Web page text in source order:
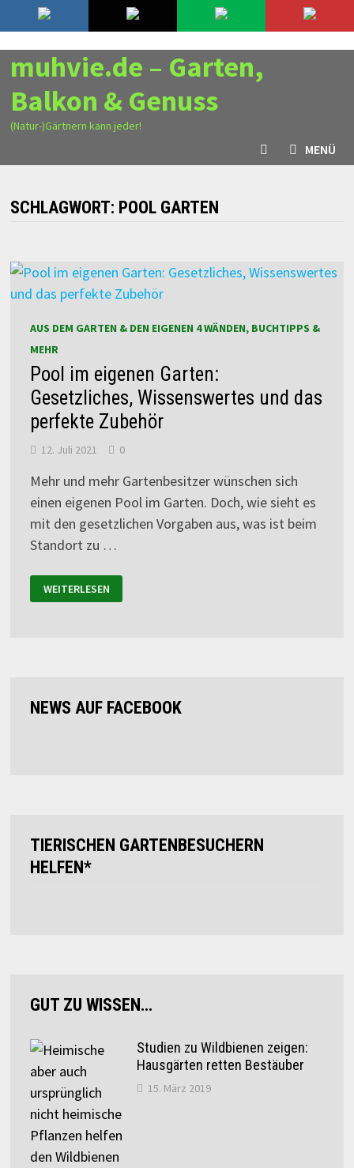
Zurück
zum
Inhalt
9. August 2026
muhvie.de – Garten,
Balkon & Genuss
(Natur-)Gärtnern kann jeder!
MENÜ
SCHLAGWORT: POOL GARTEN
AUS DEM GARTEN & DEN EIGENEN 4 WÄNDEN, BUCHTIPPS &
MEHR
Pool im eigenen Garten:
Gesetzliches, Wissenswertes und das
perfekte Zubehör
12. Juli 2021 0
Mehr und mehr Gartenbesitzer wünschen sich
einen eigenen Pool im Garten. Doch, wie sieht es
mit den gesetzlichen Vorgaben aus, was ist beim
Standort zu …
WEITERLESEN
NEWS AUF FACEBOOK
TIERISCHEN GARTENBESUCHERN
HELFEN*
GUT ZU WISSEN…
Studien zu Wildbienen zeigen:
Hausgärten retten Bestäuber
15. März 2019